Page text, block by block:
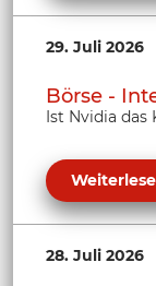
29. Juli 2026
Börse -
Ist Nvidia das
28. Juli 2026